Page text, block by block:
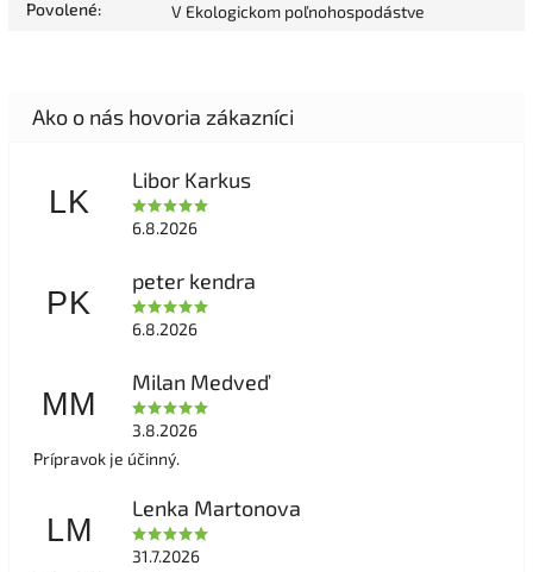
Povolené: V Ekologickom poľnohospodástve
LK
Libor Karkus
6.8.2026
PK
peter kendra
6.8.2026
MM
Milan Medveď
3.8.2026
Prípravok je účinný.
LM
Lenka Martonova
31.7.2026